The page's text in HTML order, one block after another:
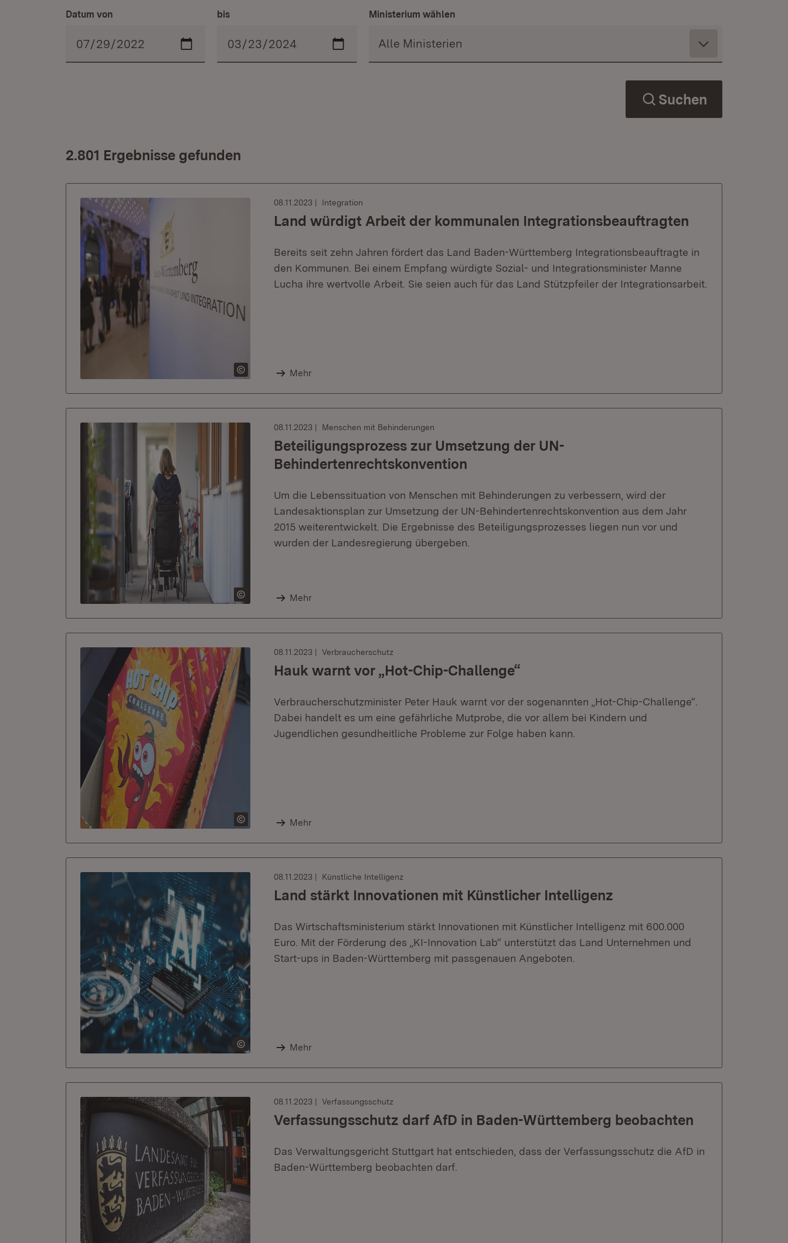
Datum von bis Ministerium wählen
Suchen
2.801 Ergebnisse gefunden
08.11.2023 Integration
Land würdigt Arbeit der kommunalen Integrationsbeauftragten
Bereits seit zehn Jahren fördert das Land Baden-Württemberg Integrationsbeauftragte in
den Kommunen. Bei einem Empfang würdigte Sozial- und Integrationsminister Manne
Lucha ihre wertvolle Arbeit. Sie seien auch für das Land Stützpfeiler der Integrationsarbeit.
Mehr
08.11.2023 Menschen mit Behinderungen
Beteiligungsprozess zur Umsetzung der UN-
Behindertenrechtskonvention
Um die Lebenssituation von Menschen mit Behinderungen zu verbessern, wird der
Landesaktionsplan zur Umsetzung der UN-Behindertenrechtskonvention aus dem Jahr
2015 weiterentwickelt. Die Ergebnisse des Beteiligungsprozesses liegen nun vor und
wurden der Landesregierung übergeben.
Mehr
08.11.2023 Verbraucherschutz
Hauk warnt vor „Hot-Chip-Challenge“
Verbraucherschutzminister Peter Hauk warnt vor der sogenannten „Hot-Chip-Challenge“.
Dabei handelt es um eine gefährliche Mutprobe, die vor allem bei Kindern und
Jugendlichen gesundheitliche Probleme zur Folge haben kann.
Mehr
08.11.2023 Künstliche Intelligenz
Land stärkt Innovationen mit Künstlicher Intelligenz
Das Wirtschaftsministerium stärkt Innovationen mit Künstlicher Intelligenz mit 600.000
Euro. Mit der Förderung des „KI-Innovation Lab“ unterstützt das Land Unternehmen und
Start-ups in Baden-Württemberg mit passgenauen Angeboten.
Mehr
08.11.2023 Verfassungsschutz
Verfassungsschutz darf AfD in Baden-Württemberg beobachten
Das Verwaltungsgericht Stuttgart hat entschieden, dass der Verfassungsschutz die AfD in
Baden-Württemberg beobachten darf.